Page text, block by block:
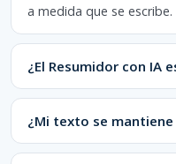
a medida que se escribe.
¿El Resumidor con IA
¿Mi texto se